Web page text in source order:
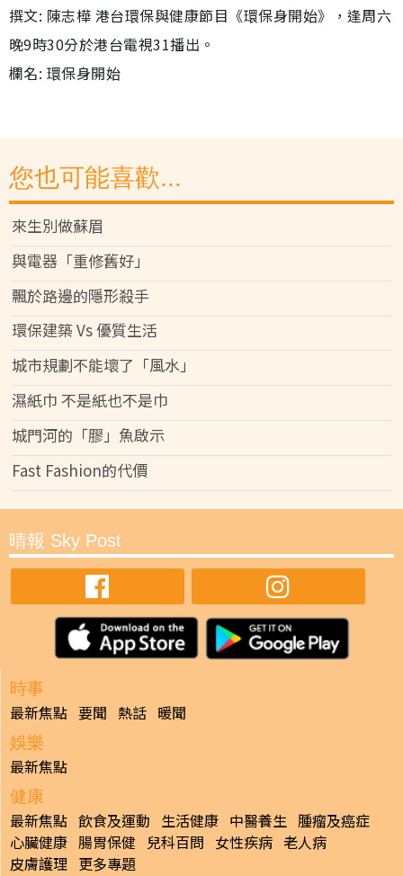
撰文: 陳志樺 港台環保與健康節目《環保身開始》，逢周六
晚9時30分於港台電視31播出。
欄名: 環保身開始
您也可能喜歡...
來生別做蘇眉
與電器「重修舊好」
飄於路邊的隱形殺手
環保建築 Vs 優質生活
城市規劃不能壞了「風水」
濕紙巾 不是紙也不是巾
城門河的「膠」魚啟示
Fast Fashion的代價
晴報 Sky Post
時事
最新焦點 要聞 熱話 暖聞
娛樂
最新焦點
健康
最新焦點 飲食及運動 生活健康 中醫養生 腫瘤及癌症
心臟健康 腸胃保健 兒科百問 女性疾病 老人病
皮膚護理 更多專題